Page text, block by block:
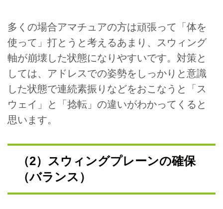
多くの場合アマチュアの方は頑張って「体を
使って」打とうと考えるあまり、スウィング
軸が崩壊した状態になりやすいです。対策と
しては、アドレスでの姿勢をしっかりと意識
した状態で連続素振りなどをおこなうと「ス
ウェイ」と「捻転」の違いがわかってくると
思います。
（2）スウィングプレーンの確保
（バランス）